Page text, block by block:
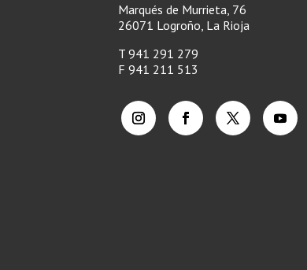
Marqués de Murrieta, 76
26071 Logroño, La Rioja
T 941 291 279
F941 211 513